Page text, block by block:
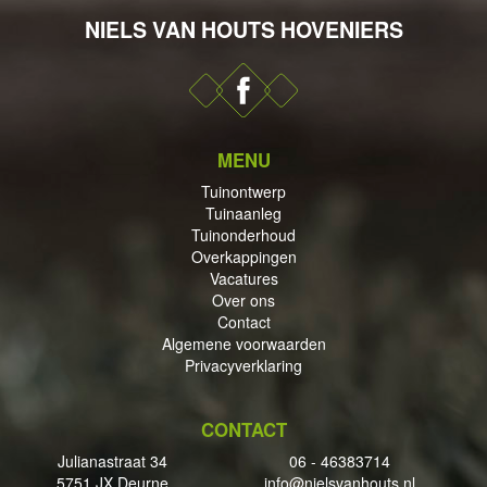
NIELS VAN HOUTS HOVENIERS
MENU
Tuinontwerp
Tuinaanleg
Tuinonderhoud
Overkappingen
Vacatures
Over ons
Contact
Algemene voorwaarden
Privacyverklaring
CONTACT
Julianastraat 34
06 - 46383714
5751 JX Deurne
info@nielsvanhouts.nl